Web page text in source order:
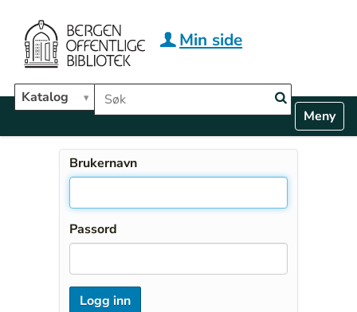
Hopp til hovedinnhold
Søk i biblioteket
Katalog
Min side
v
Toggle
Brukernavn
Passord